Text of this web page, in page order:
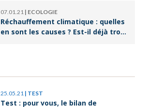
07.01.21 | ECOLOGIE
Réchauffement climatique : quelles
en sont les causes ? Est-il déjà trop
25.05.21 | TEST
Test : pour vous, le bilan de